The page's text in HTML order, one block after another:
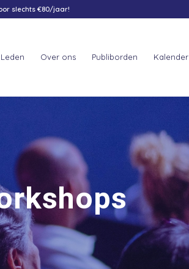
slechts €80/jaar!
Leden Over ons Publiborden Kalender